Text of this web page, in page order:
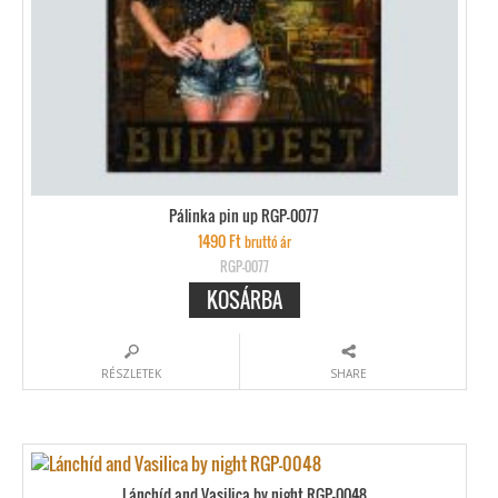
Pálinka pin up RGP-0077
1490Ftbruttó ár
RGP-0077
KOSÁRBA
RÉSZLETEK SHARE